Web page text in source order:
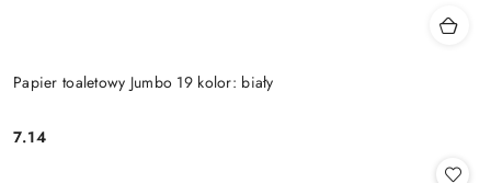
Papier toaletowy Jumbo 19 kolor: biały
Cena:
7.14